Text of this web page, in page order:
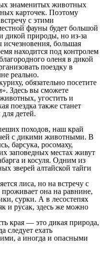
знаменитых животных
карточек. Поэтому
с этими
фауны будет большой
природы, но из-за
исчезновения, большая
находится под контролем
оленя в дикой
поездку в
реально.
обязательно посетите
Здесь вы сможете
угостить и
поездка также станет
детей.
походов, наш край
с дикими животными. В
барсука, росомаху,
заповедных местах живут
и косуля. Одним из
зверей алтайской тайги
лиса, но на встречу с
она на равнине,
сурки. А в лесостепях
и русак, здесь же можно
края — это дикая природа,
следует ехать
а иногда и опасными